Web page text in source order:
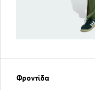
Φροντίδα